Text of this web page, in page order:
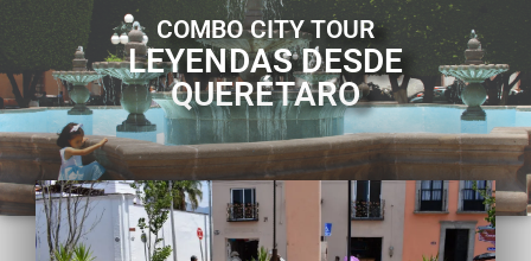
V
I
G
A
T
O
N
COMBO CITY TOUR
LEYENDAS DESDE
QUERÉTARO